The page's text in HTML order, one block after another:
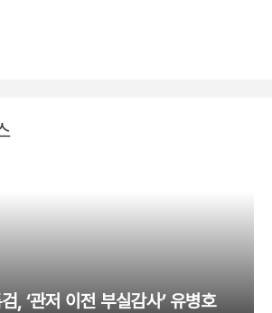
, ‘관저 이전 부실감사’ 유병호